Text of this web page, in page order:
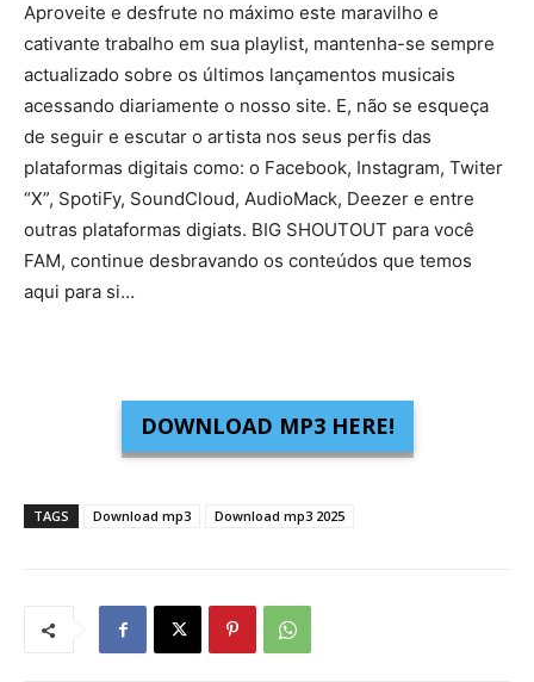
Aproveite e desfrute no máximo este maravilho e
cativante trabalho em sua playlist, mantenha-se sempre
actualizado sobre os últimos lançamentos musicais
acessando diariamente o nosso site. E, não se esqueça
de seguir e escutar o artista nos seus perfis das
plataformas digitais como: o Facebook, Instagram, Twiter
“X”, SpotiFy, SoundCloud, AudioMack, Deezer e entre
outras plataformas digiats. BIG SHOUTOUT para você
FAM, continue desbravando os conteúdos que temos
aqui para si…
DOWNLOAD MP3 HERE!
TAGS Download mp3 Download mp3 2025